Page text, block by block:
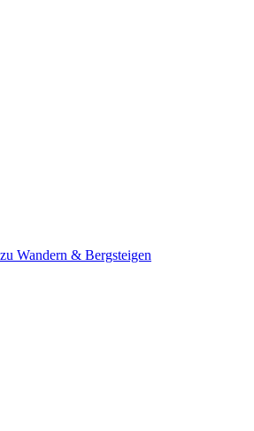
Wandern & Bergsteigen